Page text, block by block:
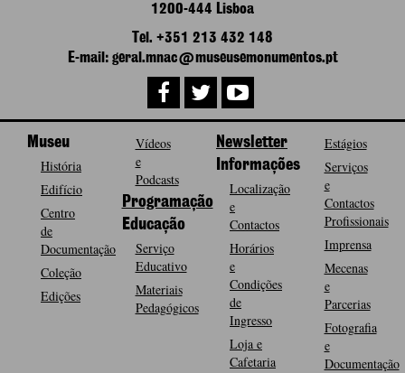
1200-444 Lisboa
Tel. +351 213 432 148
E-mail: geral.mnac@museusemonumentos.pt
Museu
História
Edifício
Centro
de
Documentação
Coleção
Edições
Vídeos
e
Podcasts
Programação
Educação
Serviço
Educativo
Materiais
Pedagógicos
Newsletter
Informações
Localização
e
Contactos
Horários
e
Condições
de
Ingresso
Loja e
Cafetaria
Estágios
Serviços
e
Contactos
Profissionais
Imprensa
Mecenas
e
Parcerias
Fotografia
e
Documentação